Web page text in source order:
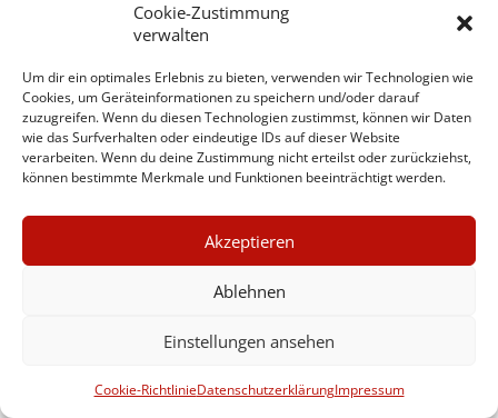
Cookie-Zustimmung
verwalten
Um dir ein optimales Erlebnis zu bieten, verwenden wir Technologien wie
Cookies, um Geräteinformationen zu speichern und/oder darauf
zuzugreifen. Wenn du diesen Technologien zustimmst, können wir Daten
wie das Surfverhalten oder eindeutige IDs auf dieser Website
verarbeiten. Wenn du deine Zustimmung nicht erteilst oder zurückziehst,
können bestimmte Merkmale und Funktionen beeinträchtigt werden.
Akzeptieren
Ablehnen
Einstellungen ansehen
Cookie-RichtlinieDatenschutzerklärungImpressum
Siedlungen, der Gewalt der Vigilanten in Ost-
Jerusalem, deren Missachtung der Gesetze oder
das große Unglück für unschuldige Personen.
Stattdessen nannte sie „gemischte Paare eine
wachsende Epidemie“ von Rassenmischung –
ein typischer Rassismus der NPR und einseitige
Unterstützung von Israel.
Das Wall Street Journal (WSJ)
Das WSJ ist das Flaggschiff der Dow Jones &
Rupert Murdoch sich im August 2007 dort
gleich eingangs verkündet: man unterstützt